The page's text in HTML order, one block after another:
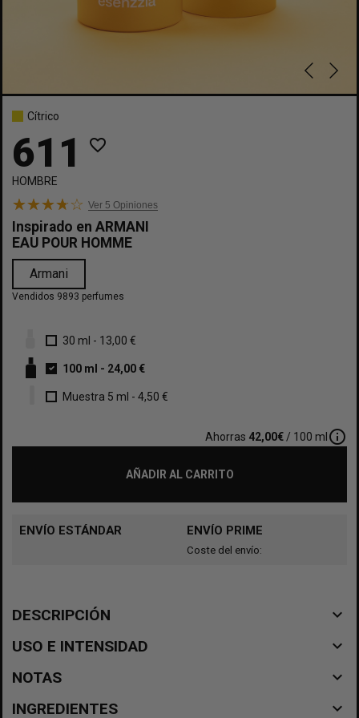
Cítrico
611 favorite_border
HOMBRE
Ver 5 Opiniones
Inspirado en ARMANI
EAU POUR HOMME
Armani
Vendidos 9893 perfumes
30 ml - 13,00 €
100 ml - 24,00 €
Muestra 5 ml - 4,50 €
Ahorras 42,00€ / 100 mlinfo_outline
AÑADIR AL CARRITO
ENVÍO ESTÁNDAR ENVÍO PRIME
Coste del envío:
DESCRIPCIÓN navigate_before
USO E INTENSIDAD navigate_before
NOTAS navigate_before
INGREDIENTES navigate_before